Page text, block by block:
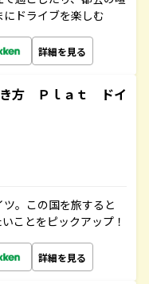
ドライブを楽しむ
詳細を見る
方 Ｐｌａｔ ドイ
。この国を旅すると
ことをピックアップ！
詳細を見る